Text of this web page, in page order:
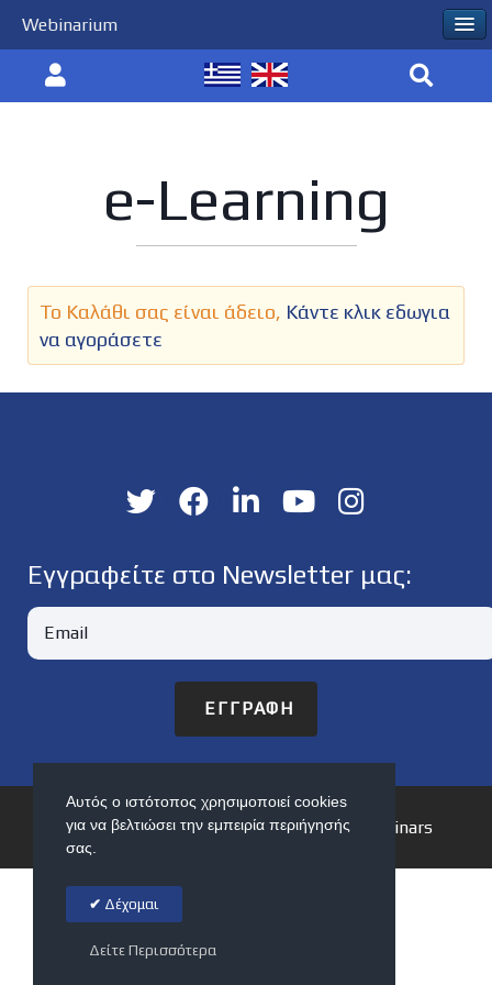
e-Learning
Το Καλάθι σας είναι άδειο, Κάντε κλικ εδωγια
να αγοράσετε
Εγγραφείτε στο Newsletter μας:
ΕΓΓΡΑΦΉ
© 2026 Webinarium | Premium Online Seminars
Αυτός ο ιστότοπος χρησιμοποιεί cookies
για να βελτιώσει την εμπειρία περιήγησής
σας.
Δέχομαι
Δείτε Περισσότερα
Webinarium